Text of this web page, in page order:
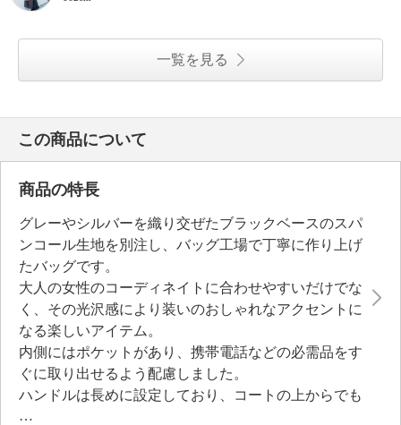
一覧を見る
この商品について
商品の特長
グレーやシルバーを織り交ぜたブラックベースのスパ
ンコール生地を別注し、バッグ工場で丁寧に作り上げ
たバッグです。
大人の女性のコーディネイトに合わせやすいだけでな
く、その光沢感により装いのおしゃれなアクセントに
なる楽しいアイテム。
内側にはポケットがあり、携帯電話などの必需品をす
ぐに取り出せるよう配慮しました。
ハンドルは長めに設定しており、コートの上からでも
肩掛けしやすい設計。